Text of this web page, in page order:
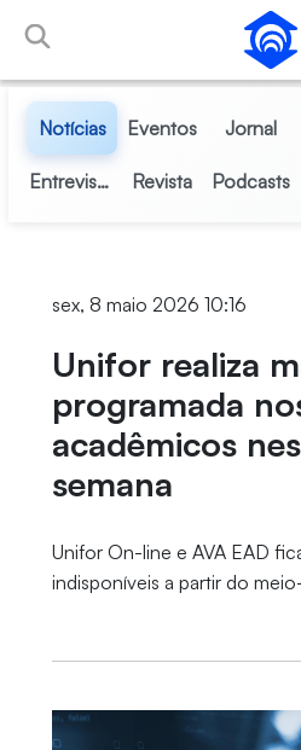
Pular para o Conteúdo principal
Notícias Eventos Jornal
Entrevistas Revista Podcasts
sex, 8 maio 2026 10:16
Unifor realiza
programada
acadêmicos
semana
Unifor On-line e AVA EAD
indisponíveis a partir do